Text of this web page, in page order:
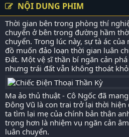
NỘI DUNG PHIM
Thời gian bên trong phòng thí
chuyển ở bên trong đường hầm
chuyển. Trong lúc này, sự tà ác
đồ muốn đảo loạn thời gian luân
Đất. Một vệ sĩ thần bí ngăn cản
nhưng trái đất vẫn không thoát
Ma ảo thủ thuật - Cô Ngốc đã
Đông Vũ là con trai trở lại thời hiện
ta tìm lại mẹ của chính bản thân
trọng hơn là nhiệm vụ ngăn cản
luân chuyển.